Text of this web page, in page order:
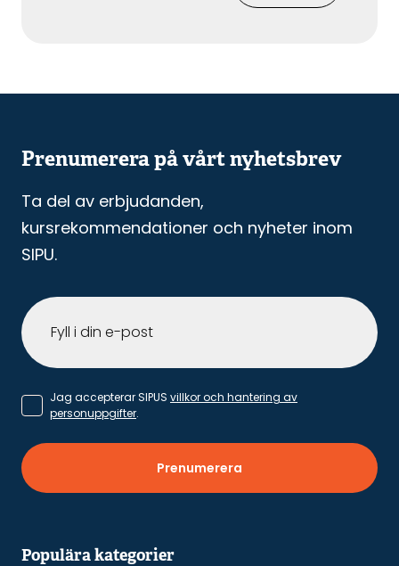
utredare ställs inför, ge dig själv chansen att
Prenumerera på vårt nyhetsbrev
Ta del av erbjudanden,
kursrekommendationer och nyheter inom
SIPU.
Jag accepterar SIPUS villkor och hantering av
personuppgifter.
Prenumerera
Populära kategorier